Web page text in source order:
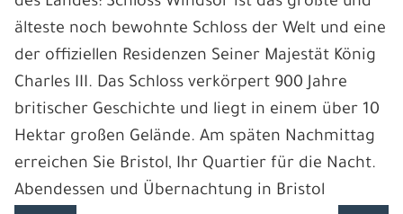
älteste noch bewohnte Schloss der Welt und eine
der offiziellen Residenzen Seiner Majestät König
Charles III. Das Schloss verkörpert 900 Jahre
britischer Geschichte und liegt in einem über 10
Hektar großen Gelände. Am späten Nachmittag
erreichen Sie Bristol, Ihr Quartier für die Nacht.
Abendessen und Übernachtung in Bristol